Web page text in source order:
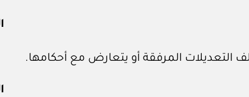
التعديلات المرفقة أو يتعارض مع أحكامها.